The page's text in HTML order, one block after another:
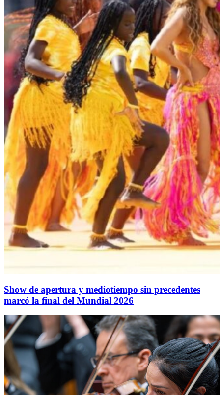
Show de apertura y mediotiempo sin precedentes
marcó la final del Mundial 2026